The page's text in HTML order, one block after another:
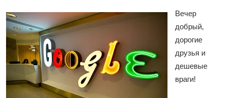
Вечер
добрый,
дорогие
друзья и
дешевые
враги!